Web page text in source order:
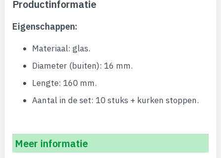
Productinformatie
Eigenschappen:
Materiaal: glas.
Diameter (buiten): 16 mm.
Lengte: 160 mm.
Aantal in de set: 10 stuks + kurken stoppen.
Meer informatie